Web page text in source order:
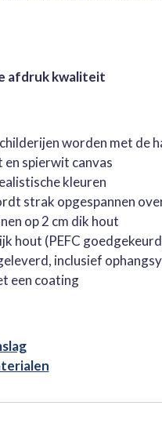
afdruk kwaliteit
worden met de
spierwit canvas
kleuren
strak opgespannen
op 2 cm dik hout
hout (PEFC
inclusief
een coating